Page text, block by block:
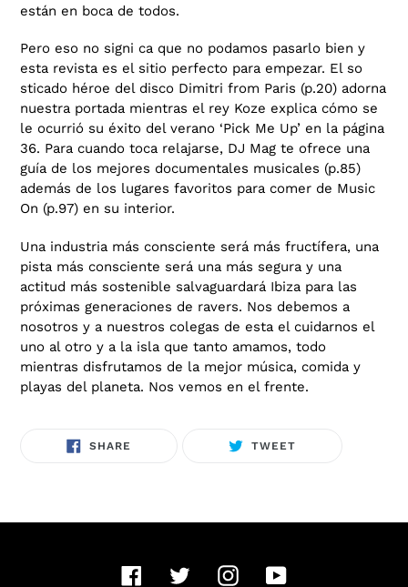
están en boca de todos.
Pero eso no signi ca que no podamos pasarlo bien y
esta revista es el sitio perfecto para empezar. El so
sticado héroe del disco Dimitri from Paris (p.20) adorna
nuestra portada mientras el rey Koze explica cómo se
le ocurrió su éxito del verano ‘Pick Me Up’ en la página
36. Para cuando toca relajarse, DJ Mag te ofrece una
guía de los mejores documentales musicales (p.85)
además de los lugares favoritos para comer de Music
On (p.97) en su interior.
Una industria más consciente será más fructífera, una
pista más consciente será una más segura y una
actitud más sostenible salvaguardará Ibiza para las
próximas generaciones de ravers. Nos debemos a
nosotros y a nuestros colegas de esta el cuidarnos el
uno al otro y a la isla que tanto amamos, todo
mientras disfrutamos de la mejor música, comida y
playas del planeta. Nos vemos en el frente.
SHARE
ON
TWEETTWEET
FacebookTwitterInstagramYouTube